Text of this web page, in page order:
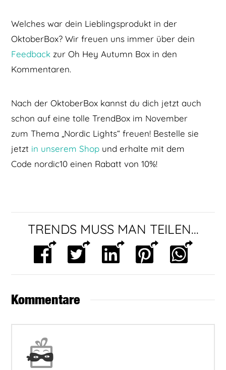
Welches war dein Lieblingsprodukt in der
OktoberBox? Wir freuen uns immer über dein
Feedback zur Oh Hey Autumn Box in den
Kommentaren.
Nach der OktoberBox kannst du dich jetzt auch
schon auf eine tolle TrendBox im November
zum Thema „Nordic Lights“ freuen! Bestelle sie
jetzt in unserem Shop und erhalte mit dem
Code nordic10 einen Rabatt von 10%!
TRENDS MUSS MAN TEILEN...
Kommentare